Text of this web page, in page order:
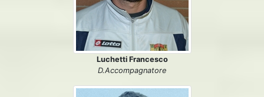
Luchetti Francesco
D.Accompagnatore